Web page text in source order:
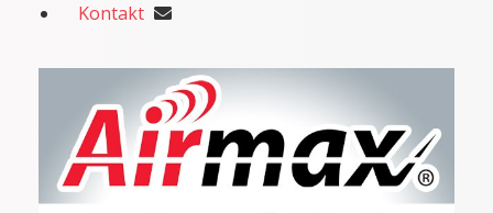
Kontakt